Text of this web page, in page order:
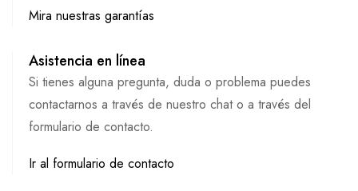
Mira nuestras garantías
Asistencia en línea
Si tienes alguna pregunta, duda o problema puedes
contactarnos a través de nuestro chat o a través del
formulario de contacto.
Ir al formulario de contacto